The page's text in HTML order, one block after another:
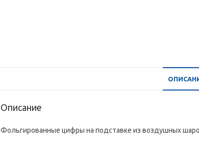
Описание
Фольгированные цифры на подставке из воздушных